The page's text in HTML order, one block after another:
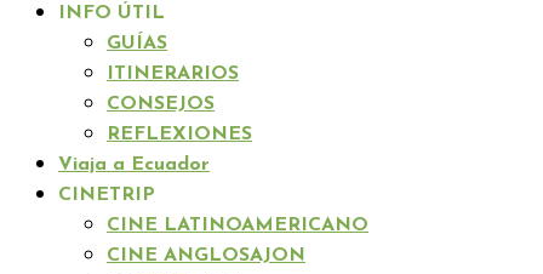
INFO ÚTIL
GUÍAS
ITINERARIOS
CONSEJOS
REFLEXIONES
Viaja a Ecuador
CINETRIP
CINE LATINOAMERICANO
CINE ANGLOSAJON